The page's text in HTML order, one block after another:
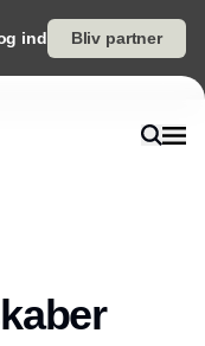
ind Bliv partner